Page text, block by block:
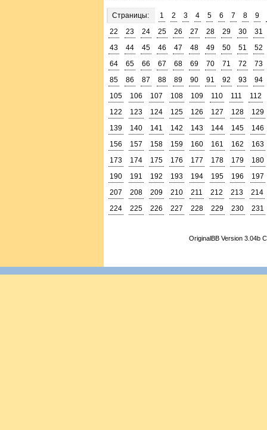
Страницы: 1 2 3 4 5 6 7 8
9
22
23 24 25 26 27 28 29 30
31
43
44 45 46 47 48 49 50 51
52
64
65 66 67 68 69 70 71 72
73
85
86 87 88 89 90 91 92 93
94
105
106 107 108 109 110 111
112
122
123 124 125 126 127 128
129
139
140 141 142 143 144 145
146
156
157 158 159 160 161 162
163
173
174 175 176 177 178 179
180
190
191 192 193 194 195 196
197
207
208 209 210 211 212 213
214
224
225 226 227 228 229 230 231
OriginalBB Version 3.04b